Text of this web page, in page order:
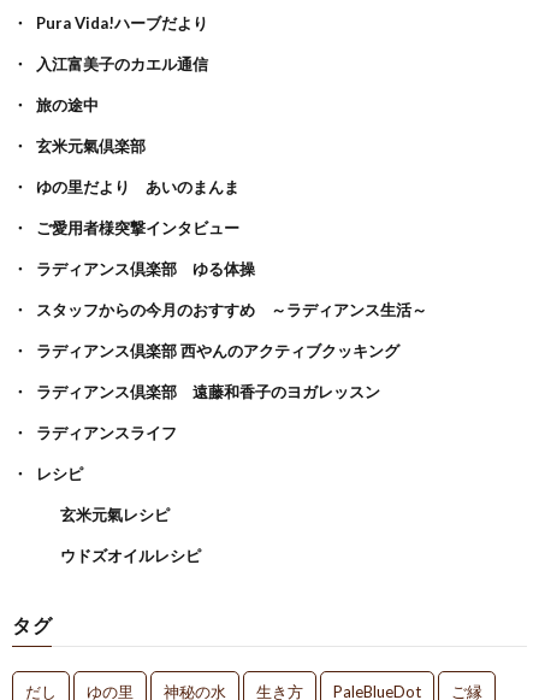
Pura Vida!ハーブだより
入江富美子のカエル通信
旅の途中
玄米元氣倶楽部
ゆの里だより あいのまんま
ご愛用者様突撃インタビュー
ラディアンス倶楽部 ゆる体操
スタッフからの今月のおすすめ ～ラディアンス生活～
ラディアンス倶楽部 西やんのアクティブクッキング
ラディアンス倶楽部 遠藤和香子のヨガレッスン
ラディアンスライフ
レシピ
玄米元氣レシピ
ウドズオイルレシピ
タグ
だし ゆの里 神秘の水 生き方 PaleBlueDot ご縁